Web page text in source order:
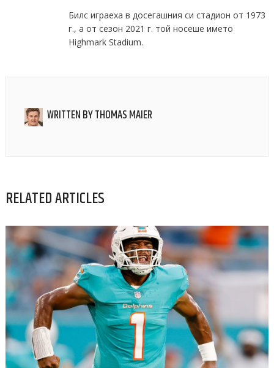
Билс играеха в досегашния си стадион от 1973
г., а от сезон 2021 г. той носеше името
Highmark Stadium.
WRITTEN BYTHOMAS MAIER
RELATED ARTICLES